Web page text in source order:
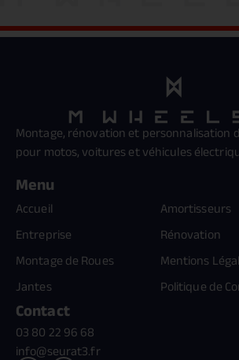
Montage, rénovation et personnalisation
pour motos, voitures et véhicules
Menu
Accueil
Entreprise
Montage de Roues
Jantes
Amortisseurs
Rénovation
Mentions
Politique de
Contact
03 80 22 96 68
info@seurat3.fr